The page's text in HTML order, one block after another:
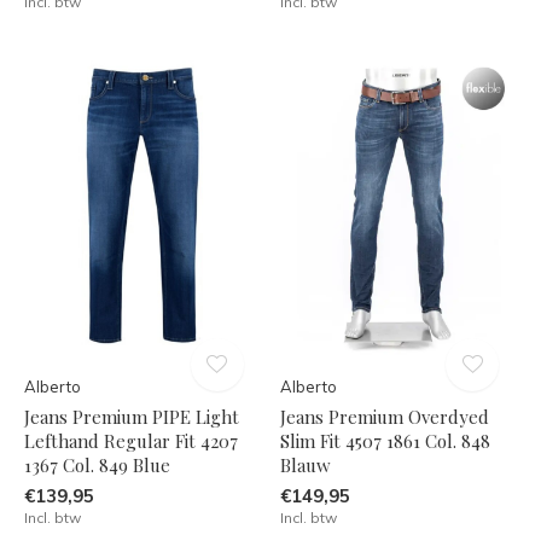
Alberto
Jeans Premium PIPE Light
Lefthand Regular Fit 4207
1367 Col. 849 Blue
€139,95
Incl. btw
Alberto
Jeans Premium Overdyed
Slim Fit 4507 1861 Col. 848
Blauw
€149,95
Incl. btw